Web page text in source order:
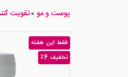
پوست و مو ◄تقویت
٪4 تخفیف
فقط این هفته